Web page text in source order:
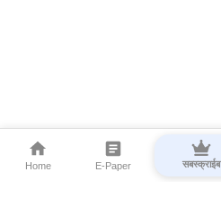
Home E-Paper सबस्क्राईब